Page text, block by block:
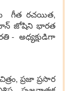
గీత రచయిత,
జోషిని భారత
- అధ్యక్షుడిగా
ప్రజా ప్రసార